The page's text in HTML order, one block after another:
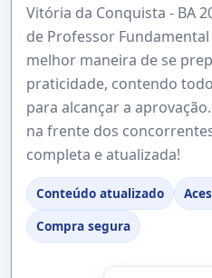
Vitória da Conquista - BA
de Professor
melhor maneira de se
praticidade, contendo
para alcançar a
na frente dos
completa e atualizada!
Conteúdo atualizado
Compra segura